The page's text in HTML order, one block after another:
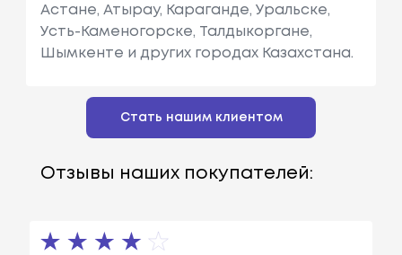
Астане, Атырау, Караганде, Уральске,
Усть-Каменогорске, Талдыкоргане,
Шымкенте и других городах Казахстана.
Стать нашим клиентом
Отзывы наших покупателей: